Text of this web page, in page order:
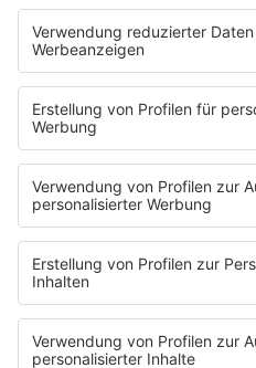
STARTSEITE
PRESSE & KONTAKT
Pressekontakt
Pressemeldungen